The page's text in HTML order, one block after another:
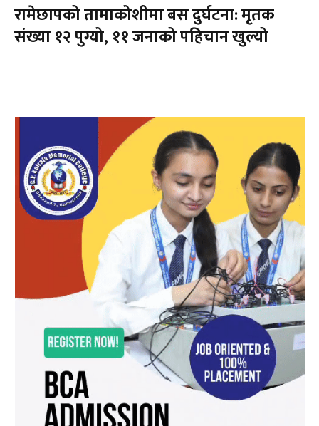
रामेछापको तामाकोशीमा बस दुर्घटना: मृतक
संख्या १२ पुग्यो, ११ जनाको पहिचान खुल्यो